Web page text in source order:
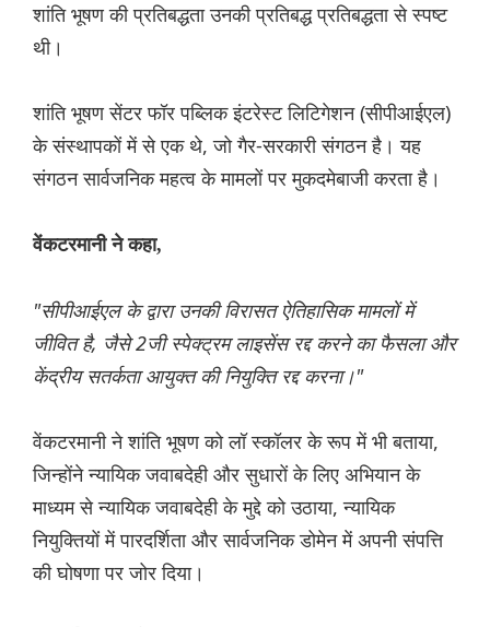
शांति भूषण की प्रतिबद्धता उनकी प्रतिबद्ध प्रतिबद्धता से स्पष्ट
थी।
शांति भूषण सेंटर फॉर पब्लिक इंटरेस्ट लिटिगेशन (सीपीआईएल)
के संस्थापकों में से एक थे, जो गैर-सरकारी संगठन है। यह
संगठन सार्वजनिक महत्व के मामलों पर मुकदमेबाजी करता है।
वेंकटरमानी ने कहा,
"सीपीआईएल के द्वारा उनकी विरासत ऐतिहासिक मामलों में
जीवित है, जैसे 2जी स्पेक्ट्रम लाइसेंस रद्द करने का फैसला और
केंद्रीय सतर्कता आयुक्त की नियुक्ति रद्द करना।"
वेंकटरमानी ने शांति भूषण को लॉ स्कॉलर के रूप में भी बताया,
जिन्होंने न्यायिक जवाबदेही और सुधारों के लिए अभियान के
माध्यम से न्यायिक जवाबदेही के मुद्दे को उठाया, न्यायिक
नियुक्तियों में पारदर्शिता और सार्वजनिक डोमेन में अपनी संपत्ति
की घोषणा पर जोर दिया।